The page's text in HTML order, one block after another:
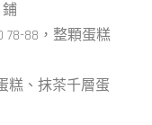
鋪
78-88，整顆蛋糕
糕、抹茶千層蛋